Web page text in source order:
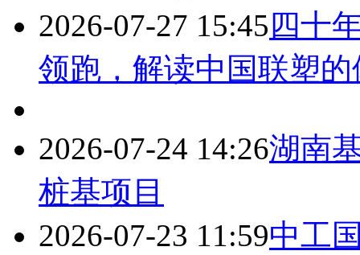
2026-07-27 15:45 四十
领跑，解读中国联塑
2026-07-24 14:26湖南
桩基项目
2026-07-23 11:59中工